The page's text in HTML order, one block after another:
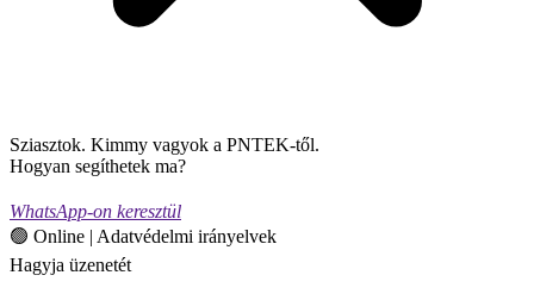
Sziasztok. Kimmy vagyok a PNTEK-től.
Hogyan segíthetek ma?
WhatsApp-on keresztül
🟢 Online | Adatvédelmi irányelvek
Hagyja üzenetét